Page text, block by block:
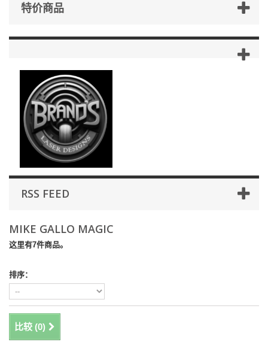
特价商品
RSS FEED
MIKE GALLO MAGIC
这里有7件商品。
排序：
比较 (0)